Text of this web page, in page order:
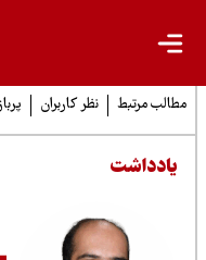
مرتبط نظر کاربران پربازدیدها